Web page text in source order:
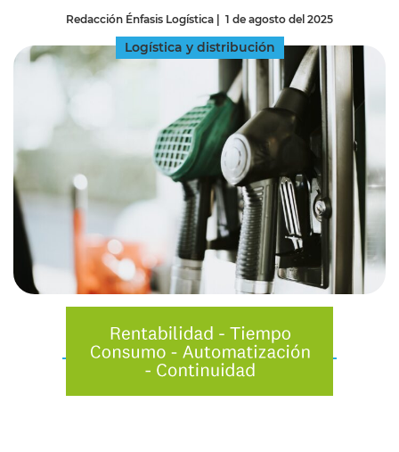
Redacción Énfasis Logística | 1 de agosto del 2025
Logística y distribución